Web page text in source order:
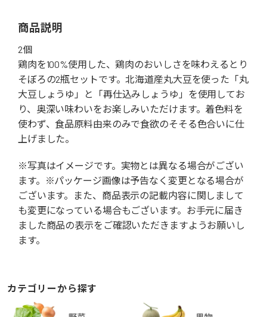
商品説明
2個
鶏肉を100%使用した、鶏肉のおいしさを味わえるとり
そぼろの2瓶セットです。北海道産丸大豆を使った「丸
大豆しょうゆ」と「再仕込みしょうゆ」を使用してお
り、奥深い味わいをお楽しみいただけます。着色料を
使わず、食品原料由来のみで食欲のそそる色合いに仕
上げました。
※写真はイメージです。実物とは異なる場合がござい
ます。※パッケージ画像は予告なく変更となる場合が
ございます。また、商品表示の記載内容に関しまして
も変更になっている場合もございます。お手元に届き
ました商品の表示をご確認いただきますようお願いし
ます。
カテゴリーから探す